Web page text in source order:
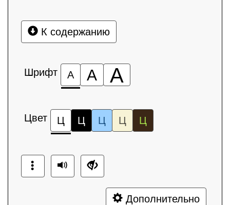
К содержанию
Шрифт А А А
Цвет Ц Ц Ц Ц Ц
Дополнительно